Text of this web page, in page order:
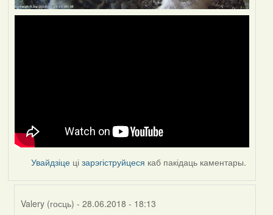
Увайдзіце цізарэгіструйцеся каб пакідаць каментары.
Valery (госць) - 28.06.2018 - 18:13